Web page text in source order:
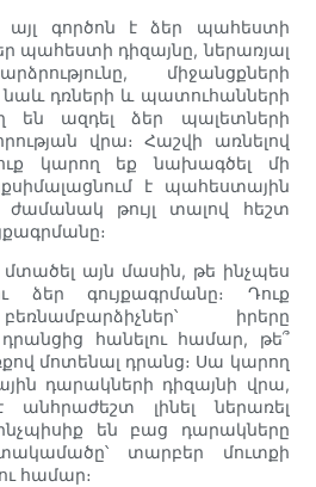
այլ գործոն է ձեր պահեստի
պահեստի դիզայնը, ներառյալ
միջանցքների
նաև դռների և պատուհանների
են ազդել ձեր պալետների
վրա։ Հաշվի առնելով
կարող եք նախագծել մի
է պահեստային
ժամանակ թույլ տալով հեշտ
այն մասին, թե ինչպես
ձեր գույքագրմանը։ Դուք
իրերը
հանելու համար, թե՞
մոտենալ դրանց։ Սա կարող
դարակների դիզայնի վրա,
լինել ներառել
են բաց դարակները
տարբեր մուտքի
համար։